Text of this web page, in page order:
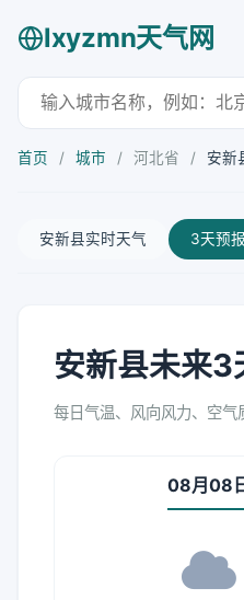
lxyzmn天气网
首页 / 城市 / 河北省 / 安新
安新县实时天气 3天预报
安新县未来3
每日气温、风向风力、空
08月08